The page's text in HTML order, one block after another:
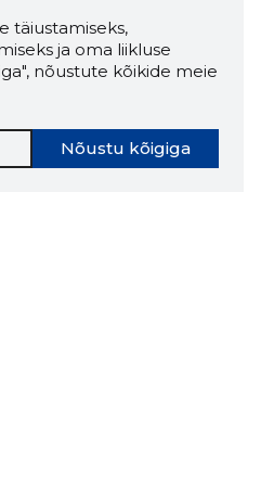
täiustamiseks,
ja oma liikluse
nõustute kõikide meie
Nõustu kõigiga